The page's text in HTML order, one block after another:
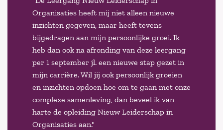
Organisaties heeft mij niet alleen nieuwe
inzichten gegeven, maar heeft tevens
bijgedragen aan mijn persoonlijke groei. Ik
heb dan ook na afronding van deze leergang
per 1 september jl. een nieuwe stap gezet in
mijn carrière. Wil jij ook persoonlijk groeien
en inzichten opdoen hoe om te gaan met onze
complexe samenleving, dan beveel ik van
harte de opleiding Nieuw Leiderschap in
Organisaties aan."